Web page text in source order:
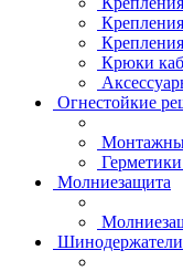
Крюки
Огнестойкие
Молниезащита
Шинодержатели